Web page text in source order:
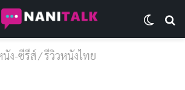
นัง-ซีรีส์/รีวิวหนังไทย